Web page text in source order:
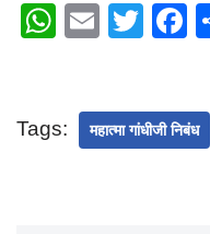
W
s
E
T
er
F
e
b
Tags: महात्मा गांधीजी निबंध